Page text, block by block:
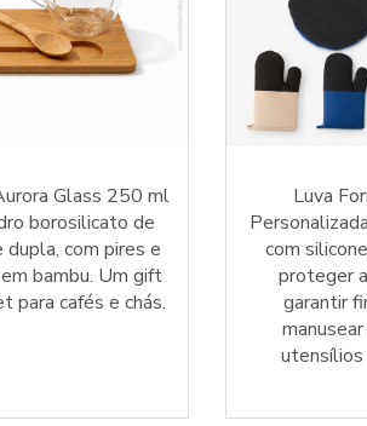
Glass 250 ml
borosilicato de
dupla, com pires e
bambu. Um gift
para cafés e chás.
Luva
com
proteger
garantir